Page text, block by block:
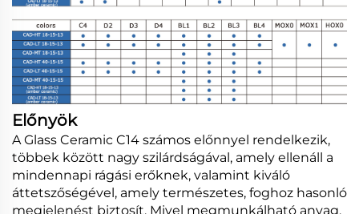
Előnyök
A Glass Ceramic C14 számos előnnyel rendelkezik,
többek között nagy szilárdságával, amely ellenáll a
mindennapi rágási erőknek, valamint kiváló
áttetszőségével, amely természetes, foghoz hasonló
megjelenést biztosít. Mivel megmunkálható anyag,